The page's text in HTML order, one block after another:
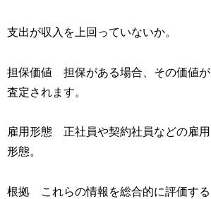
支出が収入を上回っていないか。
担保価値 担保がある場合、その価値が
査定されます。
雇用形態 正社員や契約社員などの雇用
形態。
根拠 これらの情報を総合的に評価する